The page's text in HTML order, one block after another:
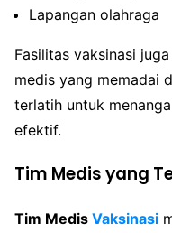
Lapangan olahraga
Fasilitas vaksinasi
medis yang memadai
terlatih untuk
efektif.
Tim Medis yang
Tim Medis Vaksinasi